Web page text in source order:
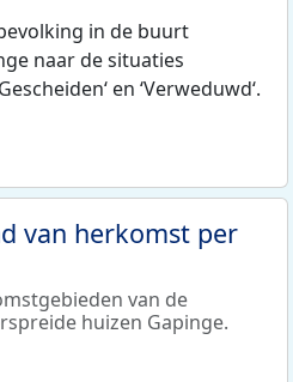
in de buurt
naar de situaties
en ‘Verweduwd‘.
van herkomst per
van de
huizen Gapinge.